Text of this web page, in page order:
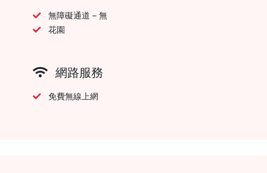
無障礙通道 – 無
花園
網路服務
免費無線上網